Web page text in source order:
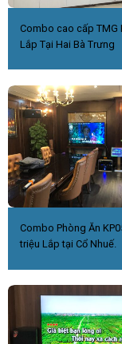
Combo cao cấp TMG
Lắp Tại Hai Bà Trưng
Combo Phòng Ăn
triệu Lắp tại Cổ Nhuế.